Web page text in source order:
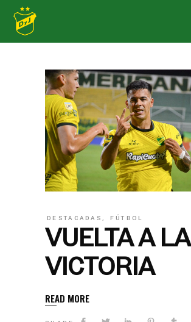
DESTACADAS, FÚTBOL
VUELTA A LA
VICTORIA
READ MORE